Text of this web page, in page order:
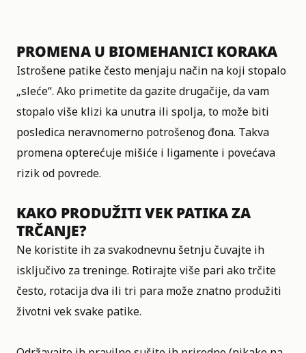
PROMENA U BIOMEHANICI KORAKA
Istrošene patike često menjaju način na koji stopalo
„sleće“. Ako primetite da gazite drugačije, da vam
stopalo više klizi ka unutra ili spolja, to može biti
posledica neravnomerno potrošenog đona. Takva
promena opterećuje mišiće i ligamente i povećava
rizik od povrede.
KAKO PRODUŽITI VEK PATIKA ZA
TRČANJE?
Ne koristite ih za svakodnevnu šetnju čuvajte ih
isključivo za treninge. Rotirajte više pari ako trčite
često, rotacija dva ili tri para može znatno produžiti
životni vek svake patike.